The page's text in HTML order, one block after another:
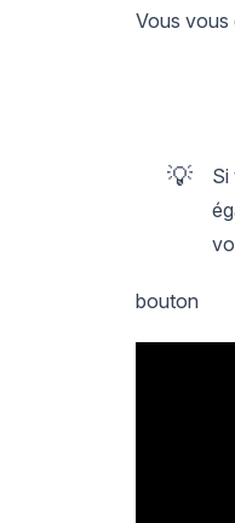
Vous vous
💡
Si
bouton